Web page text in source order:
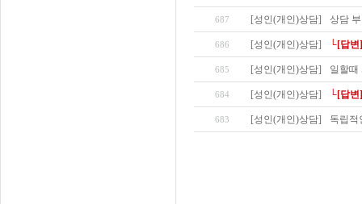
687 [성인(개인)상담] 상담
686 [성인(개인)상담] └[답변]
685 [성인(개인)상담] 일할때
684 [성인(개인)상담] └[답변]
683 [성인(개인)상담] 독립적